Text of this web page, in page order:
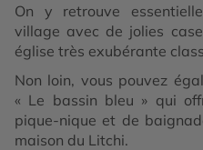
On y retrouve
village avec de jolies
église très exubérante
Non loin, vous pouvez
« Le bassin bleu » qui
pique-nique et de
maison du Litchi.